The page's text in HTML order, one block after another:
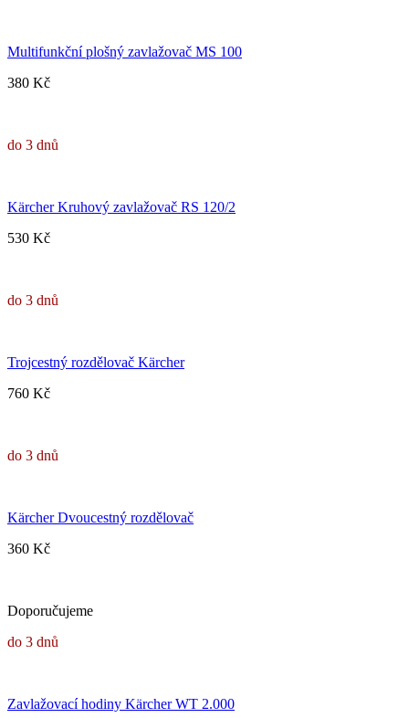
Multifunkční plošný zavlažovač MS 100
380 Kč
do 3 dnů
Kärcher Kruhový zavlažovač RS 120/2
530 Kč
do 3 dnů
Trojcestný rozdělovač Kärcher
760 Kč
do 3 dnů
Kärcher Dvoucestný rozdělovač
360 Kč
Doporučujeme
do 3 dnů
Zavlažovací hodiny Kärcher WT 2.000